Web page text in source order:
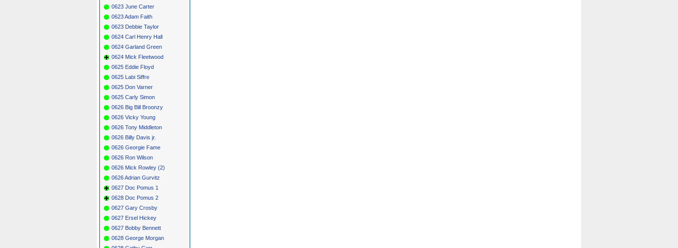
0623 June Carter
0623 Adam Faith
0623 Debbie Taylor
0624 Carl Henry Hall
0624 Garland Green
0624 Mick Fleetwood
0625 Eddie Floyd
0625 Labi Siffre
0625 Don Varner
0625 Carly Simon
0626 Big Bill Broonzy
0626 Vicky Young
0626 Tony Middleton
0626 Billy Davis jr.
0626 Georgie Fame
0626 Ron Wilson
0626 Mick Rowley (2)
0626 Adrian Gurvitz
0627 Doc Pomus 1
0628 Doc Pomus 2
0627 Gary Crosby
0627 Ersel Hickey
0627 Bobby Bennett
0628 George Morgan